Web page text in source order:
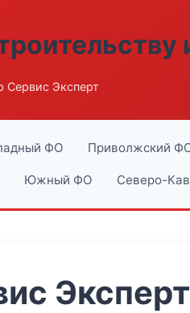
Сервис Эксперт
ФО Приволжский
Южный ФО Северо-
Эксперт